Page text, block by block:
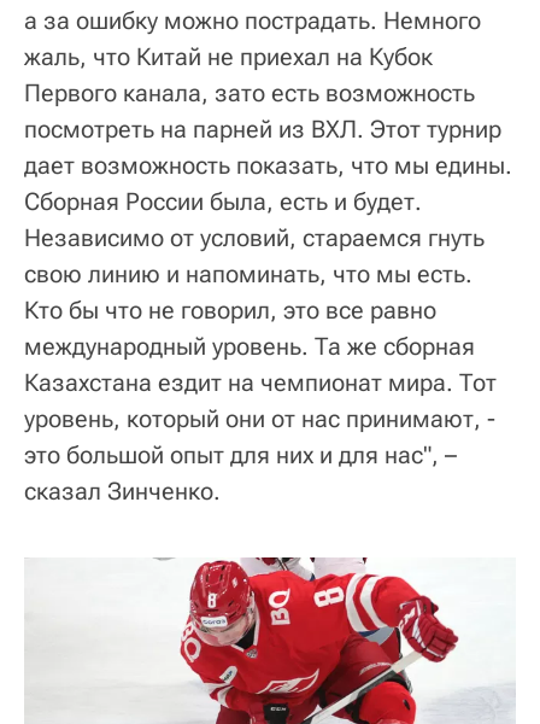
а за ошибку можно пострадать. Немного
жаль, что Китай не приехал на Кубок
Первого канала, зато есть возможность
посмотреть на парней из ВХЛ. Этот турнир
дает возможность показать, что мы едины.
Сборная России была, есть и будет.
Независимо от условий, стараемся гнуть
свою линию и напоминать, что мы есть.
Кто бы что не говорил, это все равно
международный уровень. Та же сборная
Казахстана ездит на чемпионат мира. Тот
уровень, который они от нас принимают, -
это большой опыт для них и для нас", –
сказал Зинченко.